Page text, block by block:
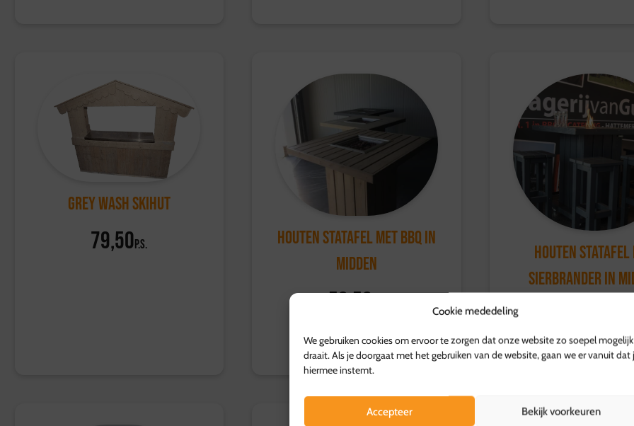
Cookie mededeling
We gebruiken cookies om ervoor te zorgen dat onze website zo soepel mogelijk
draait. Als je doorgaat met het gebruiken van de website, gaan we er vanuit dat
hiermee instemt.
Accepteer Bekijk voorkeuren
Grey Wash Skihut
79,50p.s.
HOUTEN STATAFEL MET BBQ IN
MIDDEN
59,50
HOUTEN
SIERBRANDER IN